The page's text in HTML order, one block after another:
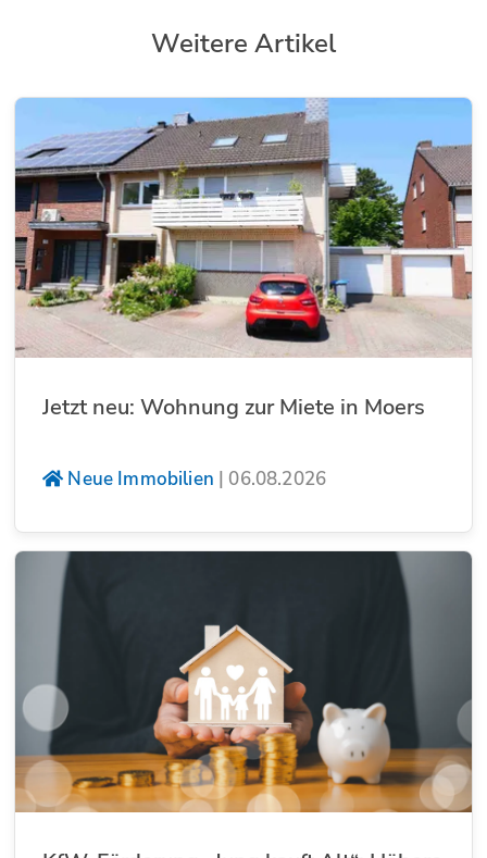
Weitere Artikel
Jetzt neu: Wohnung zur Miete in Moers
Neue Immobilien | 06.08.2026